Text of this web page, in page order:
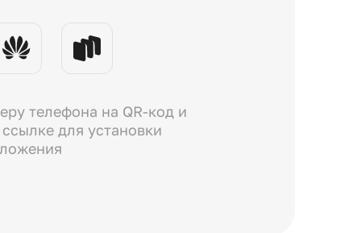
телефона на QR-код и
для установки